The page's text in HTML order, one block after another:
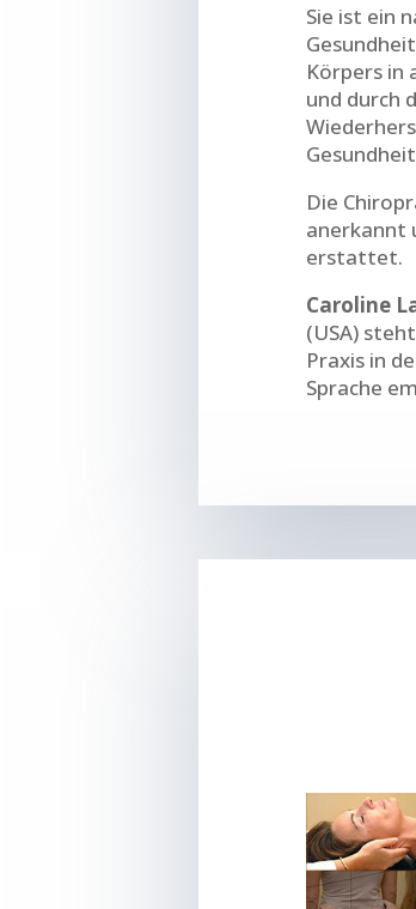
Sie ist ein
Körpers in
und durch
Die
anerkannt
erstattet.
Caroline
(USA)
Praxis in
Sprache